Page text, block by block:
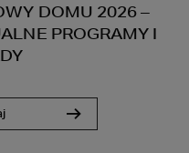
DOMU 2026 –
PROGRAMY I